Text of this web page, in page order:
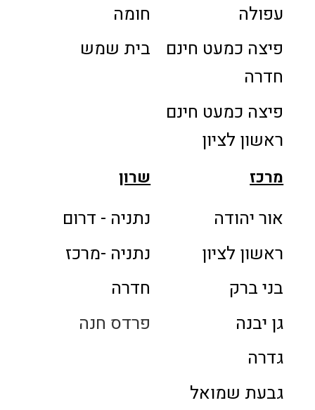
עפולה
פיצה כמעט חינם
חדרה
פיצה כמעט חינם
ראשון לציון
חומה
בית שמש
מרכז
אור יהודה
ראשון לציון
בני ברק
גן יבנה
גדרה
גבעת שמואל
שרון
נתניה - דרום
נתניה -מרכז
חדרה
פרדס חנה